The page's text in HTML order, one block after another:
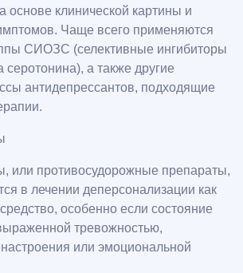
основе клинической картины и
Чаще всего применяются
СИОЗС (селективные ингибиторы
серотонина), а также другие
антидепрессантов, подходящие
или противосудорожные препараты,
в лечении деперсонализации как
особенно если состояние
тревожностью,
или эмоциональной